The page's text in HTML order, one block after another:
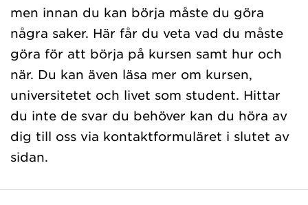
men innan du kan börja måste du göra
några saker. Här får du veta vad du måste
göra för att börja på kursen samt hur och
när. Du kan även läsa mer om kursen,
universitetet och livet som student. Hittar
du inte de svar du behöver kan du höra av
dig till oss via kontaktformuläret i slutet av
sidan.